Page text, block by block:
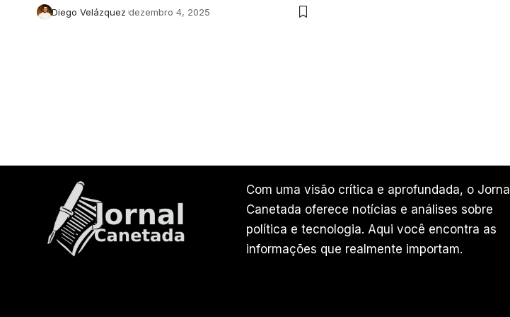
Diego Velázquez dezembro 4, 2025
Com uma visão crítica e aprofundada, o Jornal
Canetada oferece notícias e análises sobre
política e tecnologia. Aqui você encontra as
informações que realmente importam.